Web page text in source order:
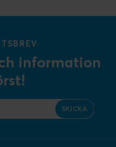
information
SKICKA